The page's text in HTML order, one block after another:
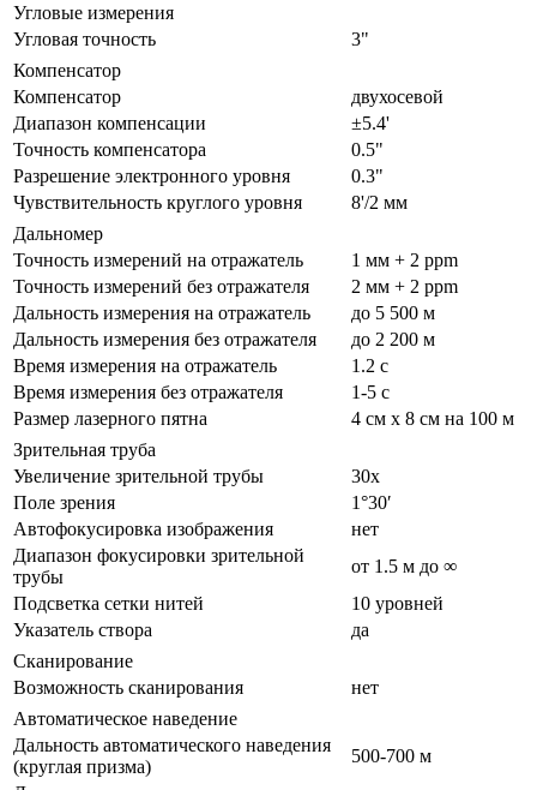
Угловые измерения
Угловая точность
3"
Компенсатор
Компенсатор
двухосевой
Диапазон компенсации
±5.4'
Точность компенсатора
0.5"
Разрешение электронного уровня
0.3"
Чувствительность круглого уровня
8'/2 мм
Дальномер
Точность измерений на отражатель
1 мм + 2 ppm
Точность измерений без отражателя
2 мм + 2 ppm
Дальность измерения на отражатель
до 5 500 м
Дальность измерения без отражателя
до 2 200 м
Время измерения на отражатель
1.2 с
Время измерения без отражателя
1-5 с
Размер лазерного пятна
4 см x 8 см на 100 м
Зрительная труба
Увеличение зрительной трубы
30x
Поле зрения
1°30′
Автофокусировка изображения
нет
Диапазон фокусировки зрительной
трубы
от 1.5 м до ∞
Подсветка сетки нитей
10 уровней
Указатель створа
да
Сканирование
Возможность сканирования
нет
Автоматическое наведение
Дальность автоматического наведения
(круглая призма)
500-700 м